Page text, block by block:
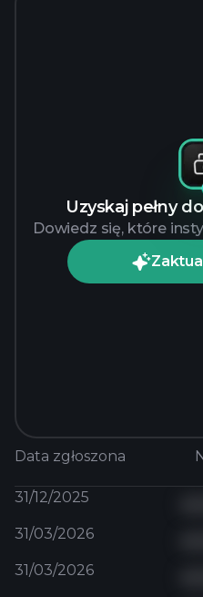
Uzyskaj pełny
Dowiedz się, które
Data zgłoszona
31/12/2025
31/03/2026
31/03/2026